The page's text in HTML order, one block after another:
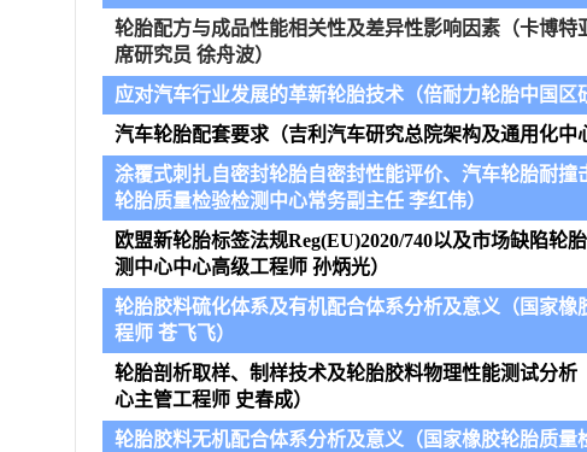
轮胎配方与成品性能相关性及差异性影响因素（卡博特
席研究员 徐舟波）
应对汽车行业发展的革新轮胎技术（倍耐力轮胎中国区
汽车轮胎配套要求（吉利汽车研究总院架构及通用化中
涂覆式刺扎自密封轮胎自密封性能评价、汽车轮胎耐撞
轮胎质量检验检测中心常务副主任 李红伟）
欧盟新轮胎标签法规Reg(EU)2020/740以及市场缺陷轮
测中心中心高级工程师 孙炳光）
轮胎胶料硫化体系及有机配合体系分析及意义 （ 国家橡
程师 苍飞飞）
轮胎剖析取样、制样技术及轮胎胶料物理性能测试分析
心主管工程师 史春成）
轮胎胶料无机配合体系分析及意义 （ 国家橡胶轮胎质量